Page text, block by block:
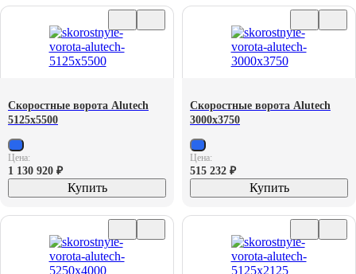
Скоростные ворота Alutech
5125х5500
Цена:
1 130 920 ₽
Купить
Скоростные ворота Alutech
3000х3750
Цена:
515 232 ₽
Купить